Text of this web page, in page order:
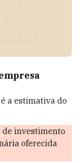
a estimativa do
de investimento
oferecida